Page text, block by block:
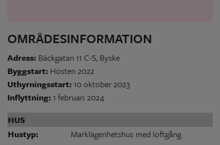
OMRÅDESINFORMATION
Adress: Bäckgatan 11 C-S, Byske
Byggstart: Hösten 2022
Uthyrningsstart: 10 oktober 2023
Inflyttning: 1 februari 2024
HUS
Hustyp:
Marklägenhetshus med loftgång